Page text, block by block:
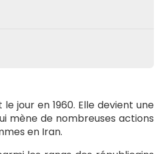
jour en 1960. Elle devient une
mène de nombreuses actions
en Iran.